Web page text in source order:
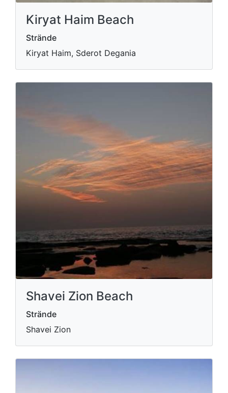
Kiryat Haim Beach
Strände
Kiryat Haim, Sderot Degania
Shavei Zion Beach
Strände
Shavei Zion